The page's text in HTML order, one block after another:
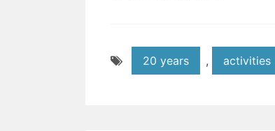
20 years , activities